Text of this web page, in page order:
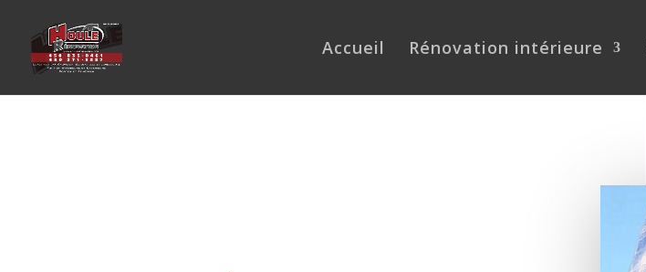
Accueil Rénovation intérieure